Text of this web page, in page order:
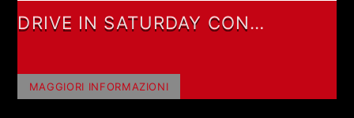
DRIVE IN SATURDAY CON
MAGGIORI INFORMAZIONI